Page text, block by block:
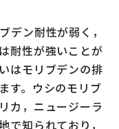
デン耐性が弱く，
耐性が強いことが
はモリブデンの排
す。ウシのモリブ
カ，ニュージーラ
で知られており，